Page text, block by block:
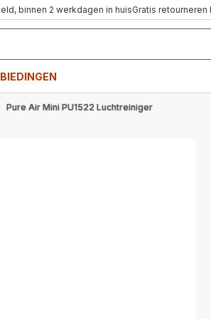
binnen 2 werkdagen in huisGratis
Pure Air Mini PU1522 Luchtreiniger